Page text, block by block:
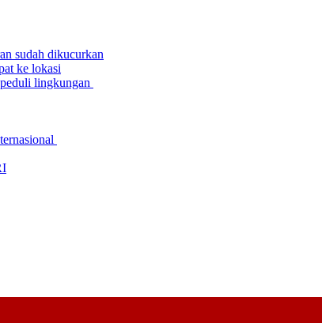
sudah dikucurkan
ke lokasi
lingkungan